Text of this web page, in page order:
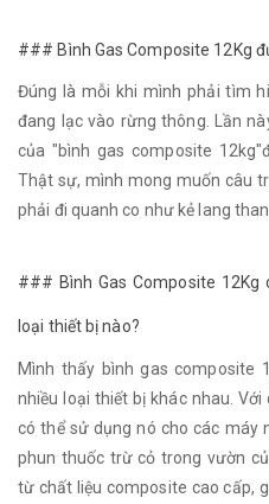
### Bình Gas Composite 12Kg
Đúng là mỗi khi mình phải tìm
đang lạc vào rừng thông. Lần
của "bình gas composite
Thật sự, mình mong muốn câu
phải đi quanh co như kẻ lang
### Bình Gas Composite
loại thiết bị nào?
Mình thấy bình gas composite
nhiều loại thiết bị khác nhau.
có thể sử dụng nó cho các máy
phun thuốc trừ cỏ trong vườn
từ chất liệu composite cao cấp,